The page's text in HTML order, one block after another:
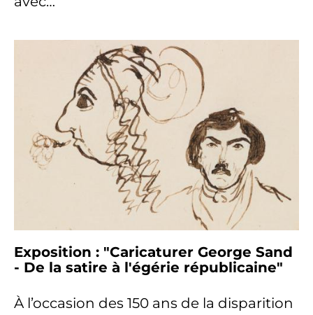
Exposition : "Caricaturer George Sand
- De la satire à l'égérie républicaine"
À l’occasion des 150 ans de la disparition